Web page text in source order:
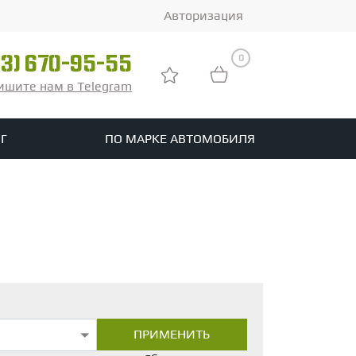
Авторизация
670-95-55
нам в Telegram
0
ПО МАРКЕ АВТОМОБИЛЯ